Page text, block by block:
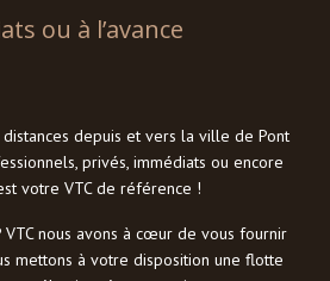
ou à l’avance
depuis et vers la ville de Pont
privés, immédiats ou encore
votre VTC de référence !
VTC nous avons à cœur de vous fournir
mettons à votre disposition une flotte